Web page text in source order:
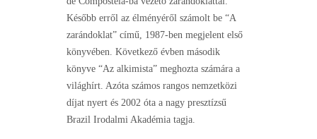
Később erről az élményéről számolt be “A
zarándoklat” című, 1987-ben megjelent első
könyvében. Következő évben második
könyve “Az alkimista” meghozta számára a
világhírt. Azóta számos rangos nemzetközi
díjat nyert és 2002 óta a nagy presztízsű
Brazil Irodalmi Akadémia tagja.